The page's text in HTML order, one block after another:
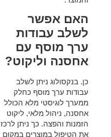
האם אפשר
לשלב עבודות
ערך מוסף עם
אחסנה וליקוט?
כן. בנקסולוג ניתן לשלב
עבודות ערך מוסף כחלק
ממערך לוגיסטי מלא הכולל
אחסנה, ניהול מלאי, ליקוט
הזמנות והפצה. כך ניתן לרכז
את הטיפול במוצרים במקום